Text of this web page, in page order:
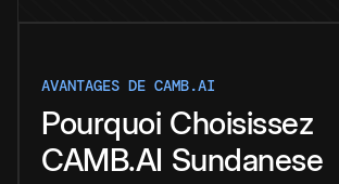
AVANTAGES DE CAMB.AI
Pourquoi Choisissez
CAMB.AI Sundanese